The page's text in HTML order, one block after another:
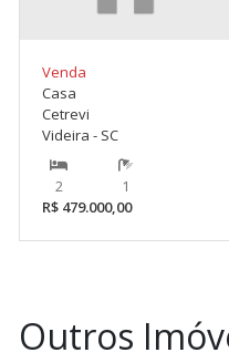
Venda
Casa
Cetrevi
Videira - SC
2
1
R$ 479.000,00
Outros